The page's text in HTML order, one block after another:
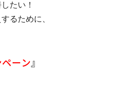
たい！
るために、
ーン 』